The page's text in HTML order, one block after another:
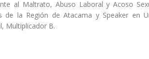
al Maltrato, Abuso Laboral y Acoso
la Región de Atacama y Speaker en
Multiplicador B.